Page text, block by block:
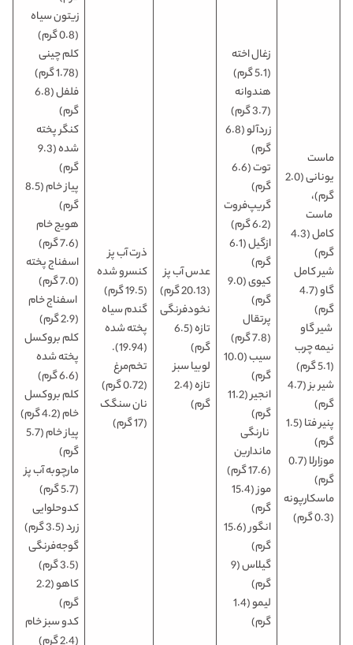
ماست
یونانی (2.0
گرم)،
ماست
کامل (4.3
گرم)
شیر کامل
گاو (4.7
گرم)
شیر گاو
نیمه چرب
(5.1 گرم)
شیر بز (4.7
گرم)
پنیر فتا (1.5
گرم)
موزارلا (0.7
گرم)
ماسکارپونه
(0.3 گرم)
زغال اخته
(5.1 گرم)
هندوانه
(3.7 گرم)
زردآلو (6.8
گرم)
توت (6.6
گرم)
گریپ‌فروت
(6.2 گرم)
ازگیل (6.1
گرم)
کیوی (9.0
گرم)
پرتقال
(7.8 گرم)
سیب (10.0
گرم)
انجیر (11.2
گرم)
نارنگی
ماندارین
(17.6 گرم)
موز (15.4
گرم)
انگور (15.6
گرم)
گیلاس (9
گرم)
لیمو (1.4
گرم)
عدس آب پز
(20.13 گرم)
نخودفرنگی
تازه (6.5
گرم)
لوبیا سبز
تازه (2.4
گرم)
ذرت آب پز
کنسرو شده
(19.5 گرم)
گندم سیاه
پخته شده
(19.94).
تخم‌مرغ
(0.72 گرم)
نان سنگک
(17 گرم)
زیتون سیاه
(0.8 گرم)
کلم چینی
(1.78 گرم)
فلفل (6.8
گرم)
کنگر پخته
شده (9.3
گرم)
پیاز خام (8.5
گرم)
هویج خام
(7.6 گرم)
اسفناج پخته
(7.0 گرم)
اسفناج خام
(2.9 گرم)
کلم بروکسل
پخته شده
(6.6 گرم)
کلم بروکسل
خام (4.2 گرم)
پیاز خام (5.7
گرم)
مارچوبه آب پز
(5.7 گرم)
کدوحلوایی
زرد (3.5 گرم)
گوجه‌فرنگی
(3.5 گرم)
کاهو (2.2
گرم)
کدو سبز خام